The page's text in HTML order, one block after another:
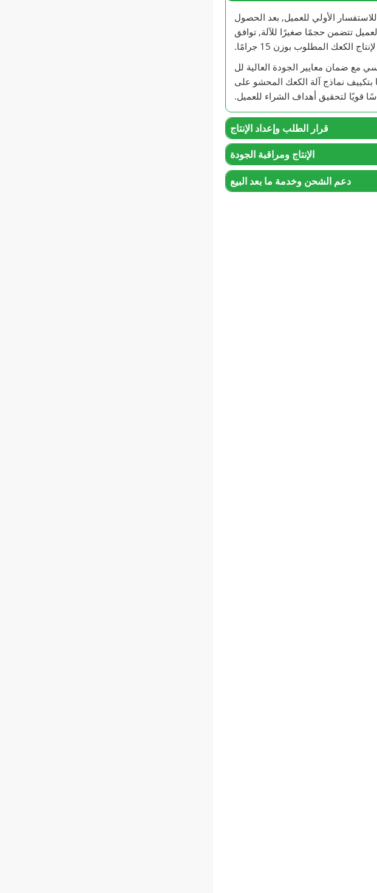
للاستفسار الأولي للعميل, بعد الحصول
تتضمن حجمًا صغيرًا للآلة, توافق
بتكييف نماذج آلة الكعك المحشو على
قويًا لتحقيق أهداف الشراء للعميل.
قرار الطلب وإعداد الإنتاج
الإنتاج ومراقبة الجودة
دعم الشحن وخدمة ما بعد البيع